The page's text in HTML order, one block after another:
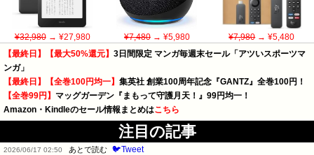
¥32,980→ ¥27,980 ¥7,480→ ¥5,980 ¥7,980→ ¥5,480
【最終日】【最大50%還元】 3日間限定 マンガ毎週末セール「アツいスポーツマ
ンガ」
【最終日】【全巻100円均一】 集英社 創業100周年記念『GANTZ』全巻100円！
【全巻99円】 マッグガーデン『まもって守護月天！』99円均一！
Amazon・Kindleのセール情報まとめはこちら
注目の記事
2026/06/17 02:50 あとで読む 🐦Tweet